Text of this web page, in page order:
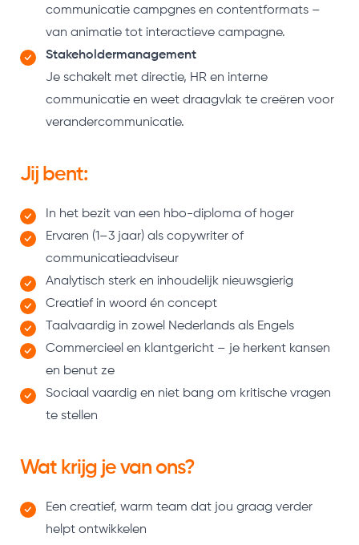
communicatie campgnes en contentformats –
van animatie tot interactieve campagne.
Stakeholdermanagement
Je schakelt met directie, HR en interne
communicatie en weet draagvlak te creëren voor
verandercommunicatie.
Jij bent:
In het bezit van een hbo-diploma of hoger
Ervaren (1–3 jaar) als copywriter of
communicatieadviseur
Analytisch sterk en inhoudelijk nieuwsgierig
Creatief in woord én concept
Taalvaardig in zowel Nederlands als Engels
Commercieel en klantgericht – je herkent kansen
en benut ze
Sociaal vaardig en niet bang om kritische vragen
te stellen
Wat krijg je van ons?
Een creatief, warm team dat jou graag verder
helpt ontwikkelen